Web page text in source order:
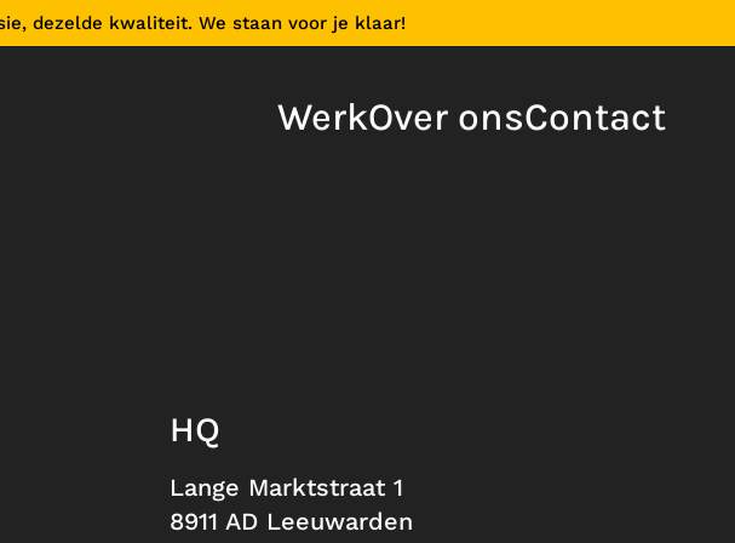
dezelde kwaliteit. We staan voor je klaar!
WerkOver onsContact
HQ
Lange Marktstraat 1
8911 AD Leeuwarden